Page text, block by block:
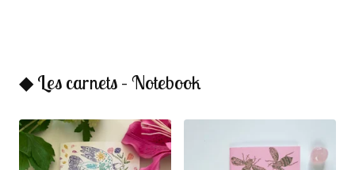
◆ Les carnets – Notebook